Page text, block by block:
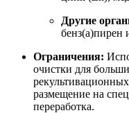
Другие
бенз(а)пирен
Ограничения:
очистки для
размещение на
переработка.